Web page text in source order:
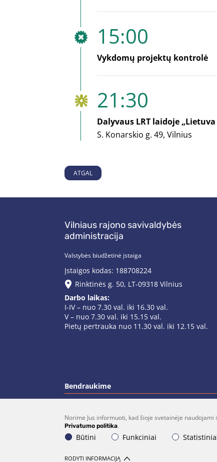
15:00
Vykdomų projektų kontrolė
21:30
Dalyvaus LRT laidoje
S. Konarskio g. 49, Vilnius
ATGAL
Vilniaus rajono savivaldybės
administracija
Valstybės biudžetinė įstaiga
Įstaigos kodas: 188708224
Rinktinės g. 50, LT-09318 Vilnius
Darbo laikas:
I-IV – nuo 7.30 val. iki 16.30 val.
V – nuo 7.30 val. iki 15.15 val.
Pietų pertrauka nuo 11.30 val. iki 12.15 val.
Bendraukime
(0 5)  275 1990
© 2026 Visos teisės saugomos. Sprendimas:
Norime Jus informuoti, kad šioje svetainėje
Privatumo politika.
Būtini Funkciniai
RODYTI INFORMACIJĄ